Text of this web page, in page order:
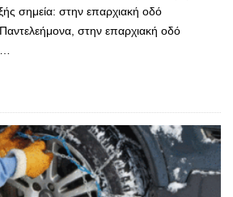
σημεία: στην επαρχιακή οδό
στην επαρχιακή οδό